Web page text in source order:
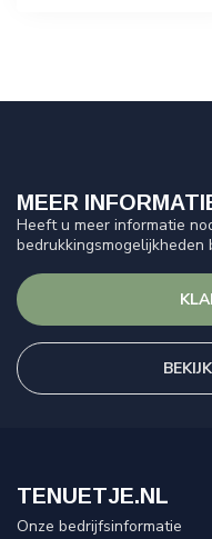
MEER
Heeft u meer informatie
bedrukkingsmogelijkheden
TENUETJE.NL
Onze bedrijfsinformatie